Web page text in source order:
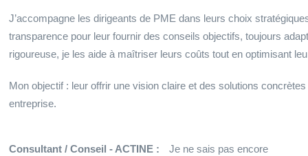
J’accompagne les dirigeants de PME dans leurs choix
transparence pour leur fournir des conseils objectifs, toujours
rigoureuse, je les aide à maîtriser leurs coûts tout en optimisant
Mon objectif : leur offrir une vision claire et des solutions
entreprise.
Consultant / Conseil - ACTINE :
Je ne sais pas encore